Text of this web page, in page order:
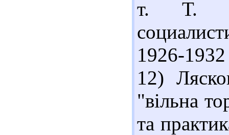
т. Т. 3:
1926-
12)
"вільна
та